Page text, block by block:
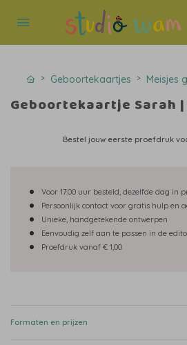
Geboortekaartjes Meisjes
Geboortekaartje Sarah
Bestel jouw eerste proefdruk
Voor 17.00 uur besteld, dezelfde dag in
Persoonlijk contact voor gratis hulp en
Unieke, handgetekende ontwerpen
Eenvoudig zelf aan te passen in de
Proefdruk vanaf € 1,00
Formaten en prijzen